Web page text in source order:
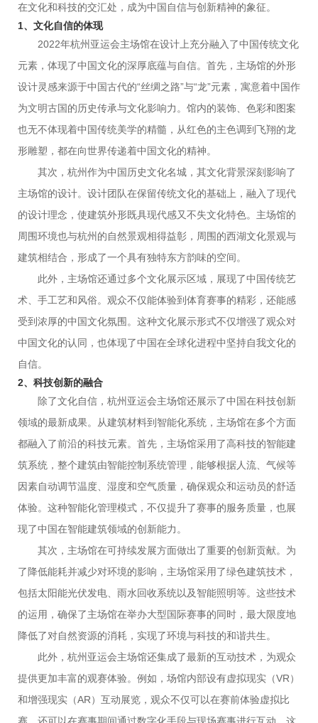
在文化和科技的交汇处，成为中国自信与创新精神的象征。
1、文化自信的体现
2022年杭州亚运会主场馆在设计上充分融入了中国传统文化
元素，体现了中国文化的深厚底蕴与自信。首先，主场馆的外形
设计灵感来源于中国古代的“丝绸之路”与“龙”元素，寓意着中国作
为文明古国的历史传承与文化影响力。馆内的装饰、色彩和图案
也无不体现着中国传统美学的精髓，从红色的主色调到飞翔的龙
形雕塑，都在向世界传递着中国文化的精神。
其次，杭州作为中国历史文化名城，其文化背景深刻影响了
主场馆的设计。设计团队在保留传统文化的基础上，融入了现代
的设计理念，使建筑外形既具现代感又不失文化特色。主场馆的
周围环境也与杭州的自然景观相得益彰，周围的西湖文化景观与
建筑相结合，形成了一个具有独特东方韵味的空间。
此外，主场馆还通过多个文化展示区域，展现了中国传统艺
术、手工艺和风俗。观众不仅能体验到体育赛事的精彩，还能感
受到浓厚的中国文化氛围。这种文化展示形式不仅增强了观众对
中国文化的认同，也体现了中国在全球化进程中坚持自我文化的
自信。
2、科技创新的融合
除了文化自信，杭州亚运会主场馆还展示了中国在科技创新
领域的最新成果。从建筑材料到智能化系统，主场馆在多个方面
都融入了前沿的科技元素。首先，主场馆采用了高科技的智能建
筑系统，整个建筑由智能控制系统管理，能够根据人流、气候等
因素自动调节温度、湿度和空气质量，确保观众和运动员的舒适
体验。这种智能化管理模式，不仅提升了赛事的服务质量，也展
现了中国在智能建筑领域的创新能力。
其次，主场馆在可持续发展方面做出了重要的创新贡献。为
了降低能耗并减少对环境的影响，主场馆采用了绿色建筑技术，
包括太阳能光伏发电、雨水回收系统以及智能照明等。这些技术
的运用，确保了主场馆在举办大型国际赛事的同时，最大限度地
降低了对自然资源的消耗，实现了环境与科技的和谐共生。
此外，杭州亚运会主场馆还集成了最新的互动技术，为观众
提供更加丰富的观赛体验。例如，场馆内部设有虚拟现实（VR）
和增强现实（AR）互动展览，观众不仅可以在赛前体验虚拟比